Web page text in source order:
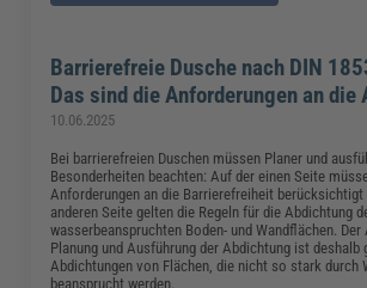
Barrierefreie Dusche nach DIN
Das sind die Anforderungen an die
10.06.2025
Bei barrierefreien Duschen müssen Planer und
Besonderheiten beachten: Auf der einen Seite
Anforderungen an die Barrierefreiheit berücksichtigt
anderen Seite gelten die Regeln für die Abdichtung
wasserbeanspruchten Boden- und Wandflächen. Der
Planung und Ausführung der Abdichtung ist deshalb
Abdichtungen von Flächen, die nicht so stark durch
beansprucht werden.